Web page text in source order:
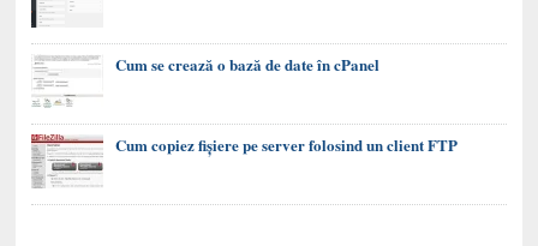
Cum se crează o bază de date în cPanel
Cum copiez fișiere pe server folosind un client FTP